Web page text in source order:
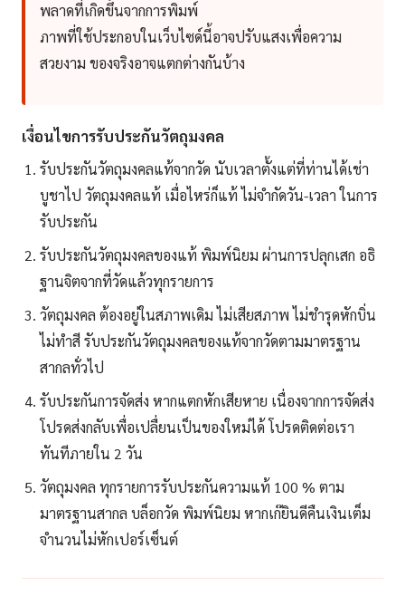
พลาดที่เกิดขึ้นจากการพิมพ์
ภาพที่ใช้ประกอบในเว็บไซด์นี้อาจปรับแสงเพื่อความ
สวยงาม ของจริงอาจแตกต่างกันบ้าง
เงื่อนไขการรับประกันวัตถุมงคล
รับประกันวัตถุมงคลแท้จากวัด นับเวลาตั้งแต่ที่ท่านได้เช่า
บูชาไป วัตถุมงคลแท้ เมื่อไหร่ก็แท้ ไม่จำกัดวัน-เวลา ในการ
รับประกัน
รับประกันวัตถุมงคลของแท้ พิมพ์นิยม ผ่านการปลุกเสก อธิ
ฐานจิตจากที่วัดแล้วทุกรายการ
วัตถุมงคล ต้องอยู่ในสภาพเดิม ไม่เสียสภาพ ไม่ชำรุดหักบิ่น
ไม่ทำสี รับประกันวัตถุมงคลของแท้จากวัดตามมาตรฐาน
สากลทั่วไป
รับประกันการจัดส่ง หากแตกหักเสียหาย เนื่องจากการจัดส่ง
โปรดส่งกลับเพื่อเปลื่ยนเป็นของใหม่ได้ โปรดติดต่อเรา
ทันทีภายใน 2 วัน
วัตถุมงคล ทุกรายการรับประกันความแท้ 100 % ตาม
มาตรฐานสากล บล็อกวัด พิมพ์นิยม หากเก๊ยินดีคืนเงินเต็ม
จำนวนไม่หักเปอร์เซ็นต์